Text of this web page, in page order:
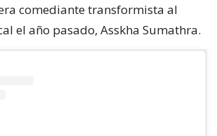
comediante transformista al
el año pasado, Asskha Sumathra.